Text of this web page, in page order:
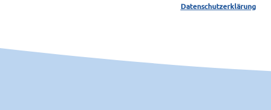
Datenschutzerklärung